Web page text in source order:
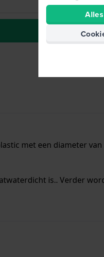
met een diameter
is.. Verder